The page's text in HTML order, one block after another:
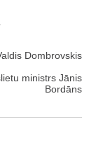
Dombrovskis
ministrs Jānis
Bordāns